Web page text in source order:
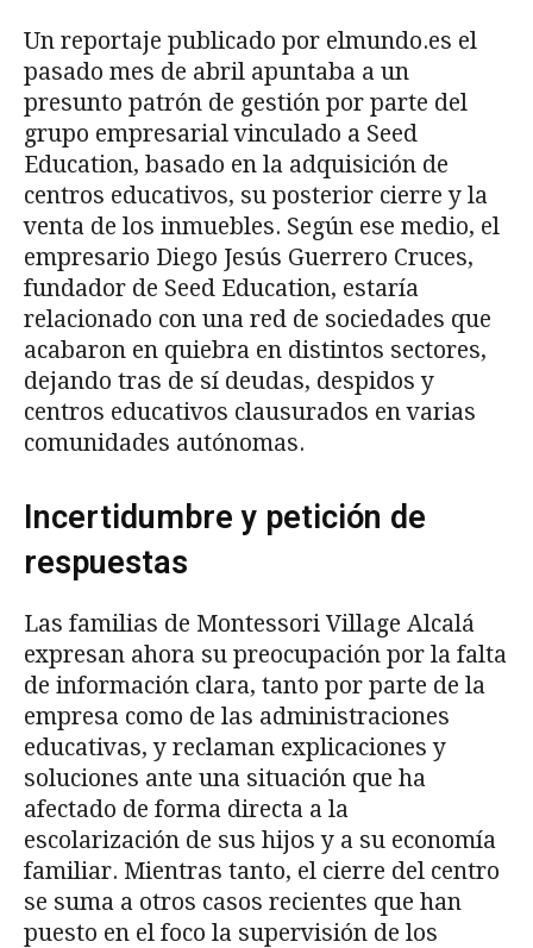
Un reportaje publicado por elmundo.es el
pasado mes de abril apuntaba a un
presunto patrón de gestión por parte del
grupo empresarial vinculado a Seed
Education, basado en la adquisición de
centros educativos, su posterior cierre y la
venta de los inmuebles. Según ese medio, el
empresario Diego Jesús Guerrero Cruces,
fundador de Seed Education, estaría
relacionado con una red de sociedades que
acabaron en quiebra en distintos sectores,
dejando tras de sí deudas, despidos y
centros educativos clausurados en varias
comunidades autónomas.
Incertidumbre y petición de
respuestas
Las familias de Montessori Village Alcalá
expresan ahora su preocupación por la falta
de información clara, tanto por parte de la
empresa como de las administraciones
educativas, y reclaman explicaciones y
soluciones ante una situación que ha
afectado de forma directa a la
escolarización de sus hijos y a su economía
familiar. Mientras tanto, el cierre del centro
se suma a otros casos recientes que han
puesto en el foco la supervisión de los